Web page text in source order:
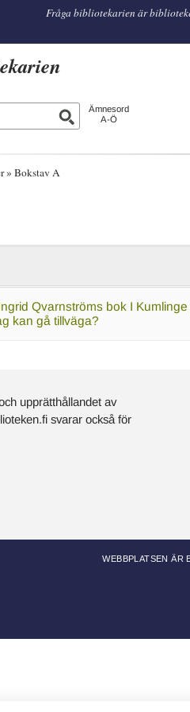
Fråga bibliotekarien är
Ämnesord
A-Ö
Bokstav A
Qvarnströms bok I
kan gå tillväga?
upprätthållandet av
svarar också för